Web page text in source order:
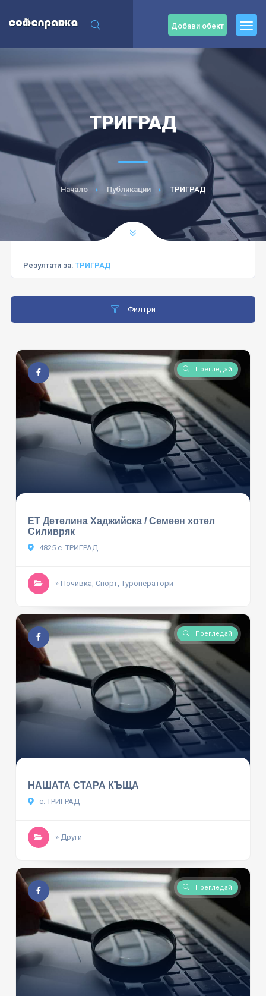
Добави обект
ТРИГРАД
Начало Публикации ТРИГРАД
Резултати за: ТРИГРАД
Филтри
Прегледай
ЕТ Детелина Хаджийска / Семеен хотел
Силивряк
4825 с. ТРИГРАД
» Почивка, Спорт, Туроператори
Прегледай
НАШАТА СТАРА КЪЩА
с. ТРИГРАД
» Други
Прегледай